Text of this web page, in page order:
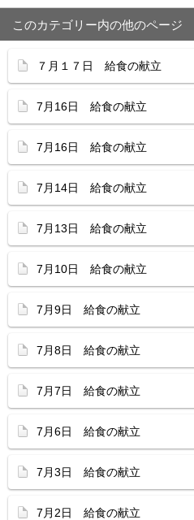
このカテゴリー内の他のページ
７月１７日 給食の献立
7月16日 給食の献立
7月16日 給食の献立
7月14日 給食の献立
7月13日 給食の献立
7月10日 給食の献立
7月9日 給食の献立
7月8日 給食の献立
7月7日 給食の献立
7月6日 給食の献立
7月3日 給食の献立
7月2日 給食の献立